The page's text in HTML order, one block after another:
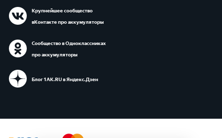
Крупнейшее сообщество
вКонтакте про аккумуляторы
Сообщество в Одноклассниках
про аккумуляторы
Блог 1АК.RU в Яндекс.Дзен